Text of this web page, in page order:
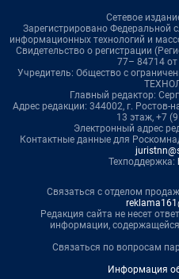
Сетевое
Зарегистрировано Федеральной
информационных технологий и
Свидетельство о регистрации
77– 84714 от
Учредитель: Общество с
Главный редактор:
Адрес редакции: 344002, г. Ростов-
13 этаж, +7
Электронный адрес
Контактные данные для
Техподдержка:
Связаться с отделом
Редакция сайта не несет
информации,
Связаться по вопросам
Информация